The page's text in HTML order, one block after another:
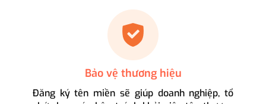
Bảo vệ thương hiệu
Đăng ký tên miền sẽ giúp doanh nghiệp, tổ